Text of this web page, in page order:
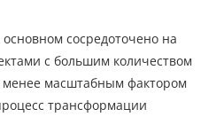
сосредоточено на
с большим количеством
менее масштабным фактором
трансформации